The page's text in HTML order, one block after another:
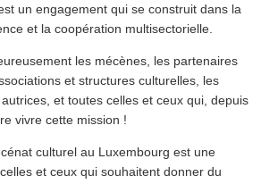
un engagement qui se construit dans la
et la coopération multisectorielle.
les mécènes, les partenaires
et structures culturelles, les
et toutes celles et ceux qui, depuis
vivre cette mission !
culturel au Luxembourg est une
et ceux qui souhaitent donner du